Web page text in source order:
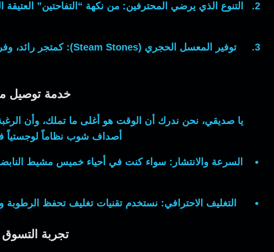
التنوع الذي يرضي المحترفين: من نكهة “التفاحتين”
توفير المعسل الحجري (Steam Stones):
خدمة توصيل
يا صديقي، نحن ندرك أن الوقت هو أغلى ما تملك، وأن
أصداف شوب نظاماً لوجستياً
السرعة والانتشار: سواء كنت في أحياء خميس مشيط
التغليف الاحترافي: نستخدم تقنيات تغليف تحفظ الرطوبة
تجربة